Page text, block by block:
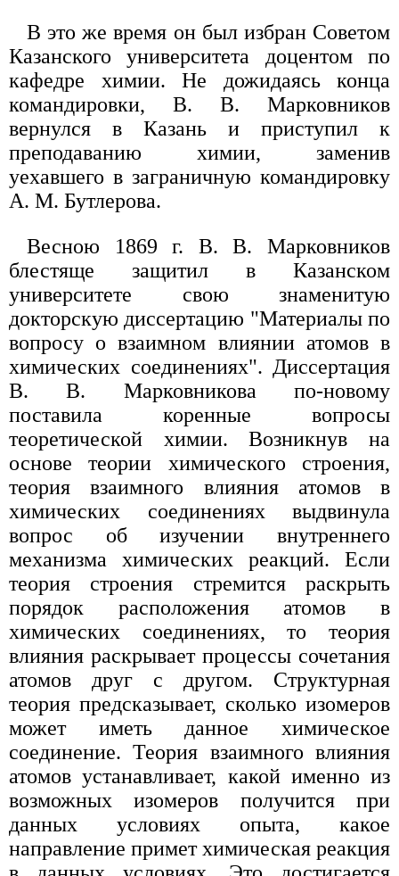
В это же время он был избран Советом
Казанского университета доцентом по
кафедре химии. Не дожидаясь конца
командировки, В. В. Марковников
вернулся в Казань и приступил к
преподаванию химии, заменив
уехавшего в заграничную командировку
А. М. Бутлерова.
Весною 1869 г. В. В. Марковников
блестяще защитил в Казанском
университете свою знаменитую
докторскую диссертацию "Материалы по
вопросу о взаимном влиянии атомов в
химических соединениях". Диссертация
В. В. Марковникова по-новому
поставила коренные вопросы
теоретической химии. Возникнув на
основе теории химического строения,
теория взаимного влияния атомов в
химических соединениях выдвинула
вопрос об изучении внутреннего
механизма химических реакций. Если
теория строения стремится раскрыть
порядок расположения атомов в
химических соединениях, то теория
влияния раскрывает процессы сочетания
атомов друг с другом. Структурная
теория предсказывает, сколько изомеров
может иметь данное химическое
соединение. Теория взаимного влияния
атомов устанавливает, какой именно из
возможных изомеров получится при
данных условиях опыта, какое
направление примет химическая реакция